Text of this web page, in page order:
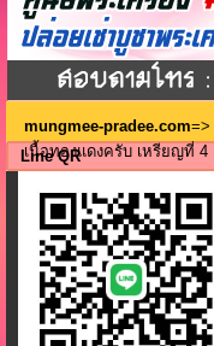
mungmee-pradee.com=>
เนื้อทองแดงครับ เหรียญที่ 4
Line QR